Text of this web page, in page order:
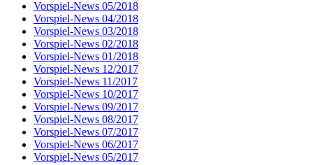
Vorspiel-News 05/2018
Vorspiel-News 04/2018
Vorspiel-News 03/2018
Vorspiel-News 02/2018
Vorspiel-News 01/2018
Vorspiel-News 12/2017
Vorspiel-News 11/2017
Vorspiel-News 10/2017
Vorspiel-News 09/2017
Vorspiel-News 08/2017
Vorspiel-News 07/2017
Vorspiel-News 06/2017
Vorspiel-News 05/2017